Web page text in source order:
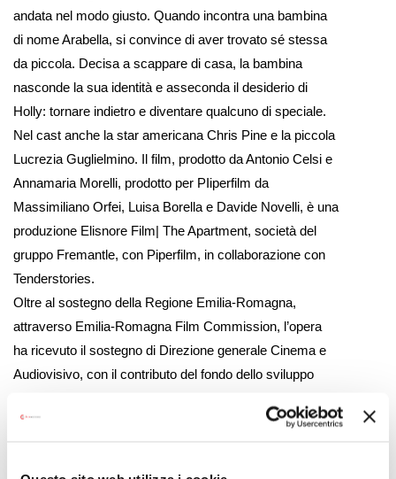
andata nel modo giusto. Quando incontra una bambina
di nome Arabella, si convince di aver trovato sé stessa
da piccola. Decisa a scappare di casa, la bambina
nasconde la sua identità e asseconda il desiderio di
Holly: tornare indietro e diventare qualcuno di speciale.
Nel cast anche la star americana Chris Pine e la piccola
Lucrezia Guglielmino. Il film, prodotto da Antonio Celsi e
Annamaria Morelli, prodotto per PIiperfilm da
Massimiliano Orfei, Luisa Borella e Davide Novelli, è una
produzione Elisnore Film| The Apartment, società del
gruppo Fremantle, con Piperfilm, in collaborazione con
Tenderstories.
Oltre al sostegno della Regione Emilia-Romagna,
attraverso Emilia-Romagna Film Commission, l’opera
ha ricevuto il sostegno di Direzione generale Cinema e
Audiovisivo, con il contributo del fondo dello sviluppo
Ministero della Cultura, della REGIONE VENETO PR